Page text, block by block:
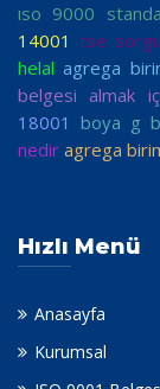
ıso 9000
14001 tse
helal agrega
belgesi almak
18001 boya g
nedir agrega
Hızlı Menü
Anasayfa
Kurumsal